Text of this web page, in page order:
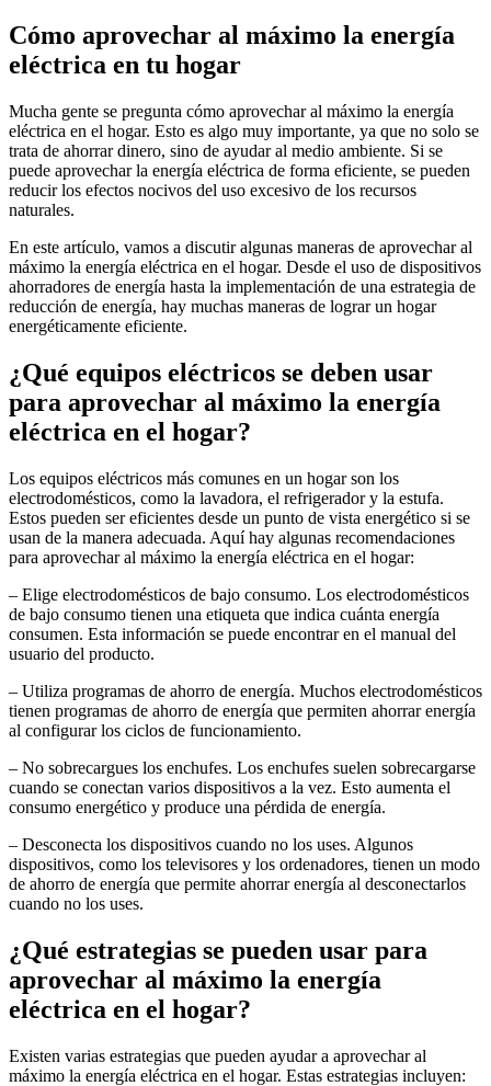
Cómo aprovechar al máximo la energía
eléctrica en tu hogar
Mucha gente se pregunta cómo aprovechar al máximo la energía
eléctrica en el hogar. Esto es algo muy importante, ya que no solo se
trata de ahorrar dinero, sino de ayudar al medio ambiente. Si se
puede aprovechar la energía eléctrica de forma eficiente, se pueden
reducir los efectos nocivos del uso excesivo de los recursos
naturales.
En este artículo, vamos a discutir algunas maneras de aprovechar al
máximo la energía eléctrica en el hogar. Desde el uso de dispositivos
ahorradores de energía hasta la implementación de una estrategia de
reducción de energía, hay muchas maneras de lograr un hogar
energéticamente eficiente.
¿Qué equipos eléctricos se deben usar
para aprovechar al máximo la energía
eléctrica en el hogar?
Los equipos eléctricos más comunes en un hogar son los
electrodomésticos, como la lavadora, el refrigerador y la estufa.
Estos pueden ser eficientes desde un punto de vista energético si se
usan de la manera adecuada. Aquí hay algunas recomendaciones
para aprovechar al máximo la energía eléctrica en el hogar:
– Elige electrodomésticos de bajo consumo. Los electrodomésticos
de bajo consumo tienen una etiqueta que indica cuánta energía
consumen. Esta información se puede encontrar en el manual del
usuario del producto.
– Utiliza programas de ahorro de energía. Muchos electrodomésticos
tienen programas de ahorro de energía que permiten ahorrar energía
al configurar los ciclos de funcionamiento.
– No sobrecargues los enchufes. Los enchufes suelen sobrecargarse
cuando se conectan varios dispositivos a la vez. Esto aumenta el
consumo energético y produce una pérdida de energía.
– Desconecta los dispositivos cuando no los uses. Algunos
dispositivos, como los televisores y los ordenadores, tienen un modo
de ahorro de energía que permite ahorrar energía al desconectarlos
cuando no los uses.
¿Qué estrategias se pueden usar para
aprovechar al máximo la energía
eléctrica en el hogar?
Existen varias estrategias que pueden ayudar a aprovechar al
máximo la energía eléctrica en el hogar. Estas estrategias incluyen: